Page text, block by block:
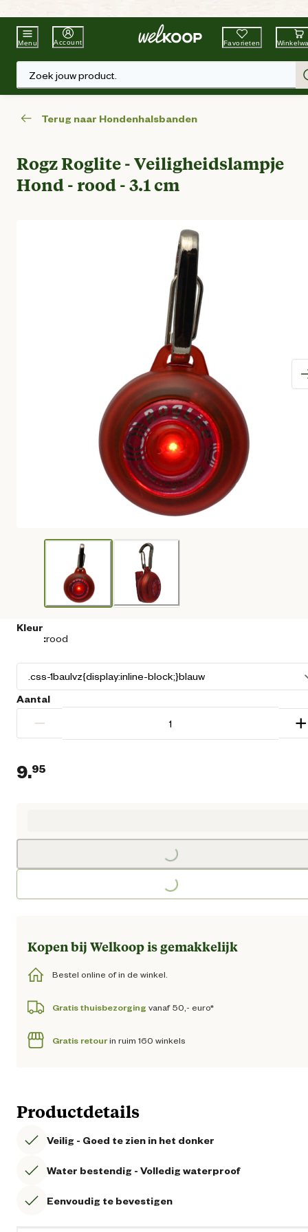
Beste WinkelketenTuin & Dier
Menu Account Favorieten
Zoek jouw product.
Terug naar Hondenhalsbanden
Rogz Roglite - Veiligheidslampje
Hond - rood - 3.1 cm
Kleur
:rood
Aantal
− +
9.95
Loading...
Loading...
Kopen bij Welkoop is gemakkelijk
Bestel online of in de winkel.
Gratis thuisbezorging vanaf 50,- euro*
Gratis retourin ruim 160 winkels
Productdetails
Veilig - Goed te zien in het donker
Water bestendig - Volledig waterproof
Eenvoudig te bevestigen